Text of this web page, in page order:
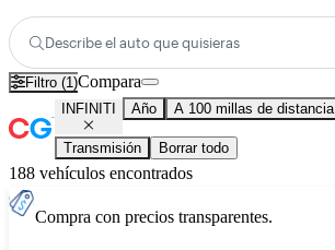
Describe el auto que quisieras
Filtro (1)Compara
INFINITI Año A 100 millas de distancia
Transmisión Borrar todo
188 vehículos encontrados
Compra con precios transparentes.